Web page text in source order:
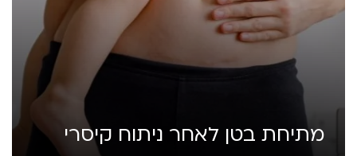
מתיחת בטן לאחר ניתוח קיסרי